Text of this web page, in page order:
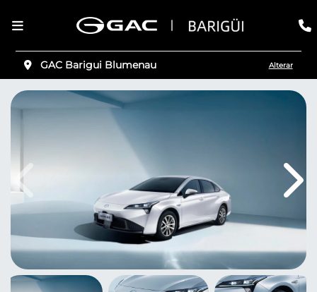
GAC Barigui Blumenau Alterar